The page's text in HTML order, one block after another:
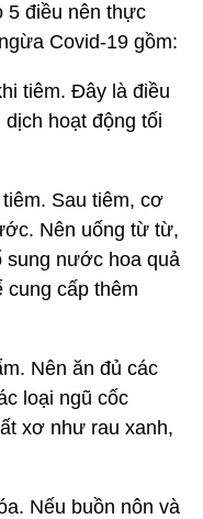
5 điều nên thực
Covid-19 gồm:
tiêm. Đây là điều
hoạt động tối
Sau tiêm, cơ
Nên uống từ từ,
sung nước hoa quả
cấp thêm
Nên ăn đủ các
loại ngũ cốc
xơ như rau xanh,
Nếu buồn nôn và